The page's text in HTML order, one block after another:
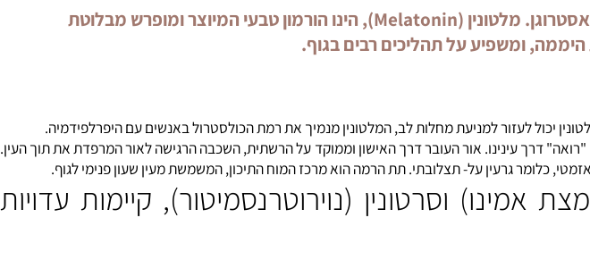
רמת המלטונין יורדת לרוב בערך בגל 45 ולכן מומלץ להשלים את החסר בהתאם, כמו: האסטרוגן. מלטונין (Melatonin), הינו הורמון טבעי המיוצר ומופרש מבלוטת
יכול לעזור למניעת מחלות לב, המלטונין מנמיך את רמת הכולסטרול באנשים עם היפרלפידמיה.
דרך עינינו. אור העובר דרך האישון וממוקד על הרשתית, השכבה הרגישה לאור המרפדת את תוך העין.
גרעין על- תצלובתי. תת הרמה הוא מרכז המוח התיכון, המשמשת מעין שעון פנימי לגוף.
וסרטונין (נוירוטרנסמיטור), קיימות עדויות